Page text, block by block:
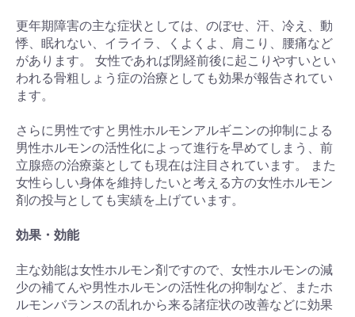
更年期障害の主な症状としては、のぼせ、汗、冷え、動
悸、眠れない、イライラ、くよくよ、肩こり、腰痛など
があります。 女性であれば閉経前後に起こりやすいとい
われる骨粗しょう症の治療としても効果が報告されてい
ます。
さらに男性ですと男性ホルモンアルギニンの抑制による
男性ホルモンの活性化によって進行を早めてしまう、前
立腺癌の治療薬としても現在は注目されています。 また
女性らしい身体を維持したいと考える方の女性ホルモン
剤の投与としても実績を上げています。
効果・効能
主な効能は女性ホルモン剤ですので、女性ホルモンの減
少の補てんや男性ホルモンの活性化の抑制など、またホ
ルモンバランスの乱れから来る諸症状の改善などに効果